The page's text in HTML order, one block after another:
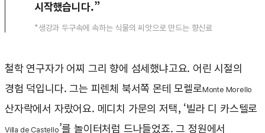
시작했습니다.”
*생강과 두구속에 속하는 식물의 씨앗으로 만드는 향신료
철학 연구자가 어찌 그리 향에 섬세했냐고요. 어린 시절의
경험 덕입니다. 그는 피렌체 북서쪽 몬테 모렐로Monte Morello
산자락에서 자랐어요. 메디치 가문의 저택, ‘빌라 디 카스텔로
Villa de Castello’를 놀이터처럼 드나들었죠. 그 정원에서